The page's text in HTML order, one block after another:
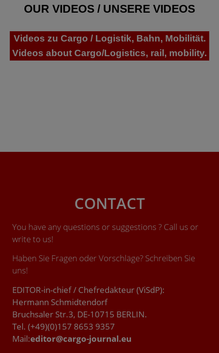
OUR VIDEOS / UNSERE VIDEOS
Videos zu Cargo / Logistik, Bahn, Mobilität.
Videos about Cargo/Logistics, rail, mobility.
CONTACT
You have any questions or suggestions ? Call us or
write to us!
Haben Sie Fragen oder Vorschläge? Schreiben Sie
uns!
EDITOR-in-chief / Chefredakteur (ViSdP):
Hermann Schmidtendorf
Bruchsaler Str.3, DE-10715 BERLIN.
Tel. (+49)(0)157 8653 9357
Mail:editor@cargo-journal.eu